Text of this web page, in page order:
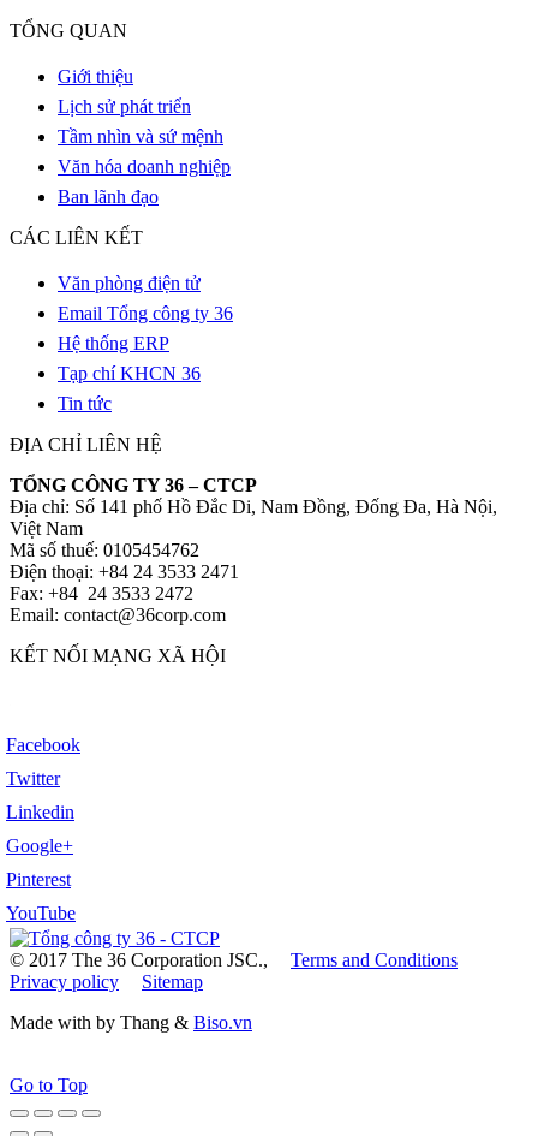
TỔNG QUAN
Giới thiệu
Lịch sử phát triển
Tầm nhìn và sứ mệnh
Văn hóa doanh nghiệp
Ban lãnh đạo
CÁC LIÊN KẾT
Văn phòng điện tử
Email Tổng công ty 36
Hệ thống ERP
Tạp chí KHCN 36
Tin tức
ĐỊA CHỈ LIÊN HỆ
TỔNG CÔNG TY 36 – CTCP
Địa chỉ: Số 141 phố Hồ Đắc Di, Nam Đồng, Đống Đa, Hà Nội,
Việt Nam
Mã số thuế: 0105454762
Điện thoại: +84 24 3533 2471
Fax: +84 24 3533 2472
Email: contact@36corp.com
KẾT NỐI MẠNG XÃ HỘI
Facebook
Twitter
Linkedin
Google+
Pinterest
YouTube
© 2017 The 36 Corporation JSC.,
Terms and Conditions
Privacy policy
Sitemap
Made with by Thang & Biso.vn
Go to Top